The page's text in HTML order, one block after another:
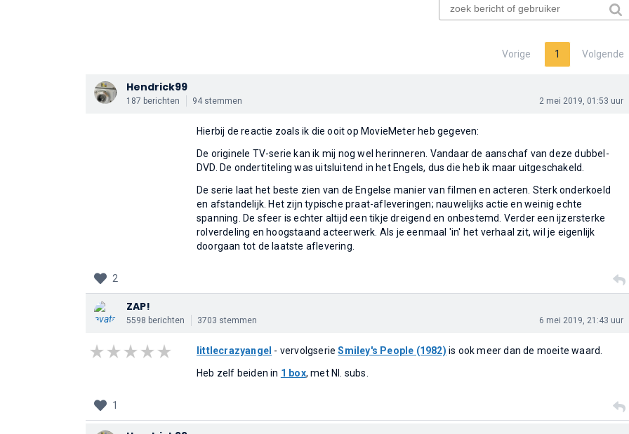
Vorige 1 Volgende
Hendrick99
187 berichten 94 stemmen 2 mei 2019, 01:53 uur
Hierbij de reactie zoals ik die ooit op MovieMeter heb gegeven:
De originele TV-serie kan ik mij nog wel herinneren. Vandaar de aanschaf van deze dubbel-
DVD. De ondertiteling was uitsluitend in het Engels, dus die heb ik maar uitgeschakeld.
De serie laat het beste zien van de Engelse manier van filmen en acteren. Sterk onderkoeld
en afstandelijk. Het zijn typische praat-afleveringen; nauwelijks actie en weinig echte
spanning. De sfeer is echter altijd een tikje dreigend en onbestemd. Verder een ijzersterke
rolverdeling en hoogstaand acteerwerk. Als je eenmaal 'in' het verhaal zit, wil je eigenlijk
doorgaan tot de laatste aflevering.
2
ZAP!
5598 berichten 3703 stemmen 6 mei 2019, 21:43 uur
littlecrazyangel - vervolgserieSmiley's People (1982) is ook meer dan de moeite waard.
Heb zelf beiden in 1 box, met Nl. subs.
1